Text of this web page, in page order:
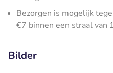
Bezorgen is mogelijk
€7 binnen een straal van
Bilder